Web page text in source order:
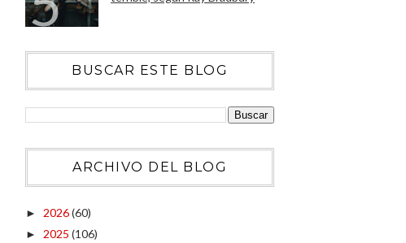
BUSCAR ESTE BLOG
ARCHIVO DEL BLOG
► 2026(60)
► 2025 (106)